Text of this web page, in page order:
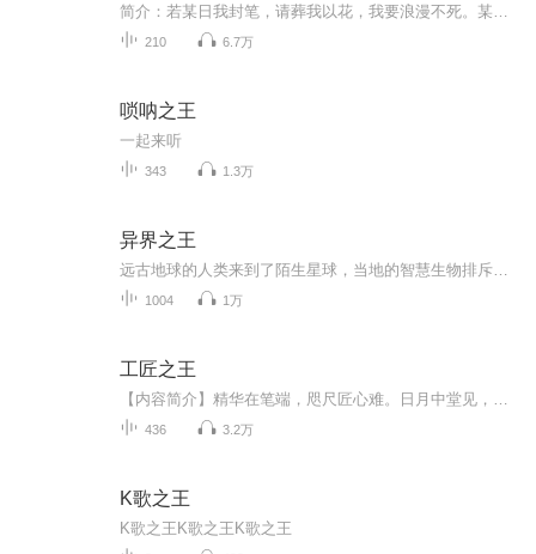
210 6.7万
唢呐之王
一起来听
343 1.3万
异界之王
1004 1万
工匠之王
436 3.2万
K歌之王
K歌之王K歌之王K歌之王